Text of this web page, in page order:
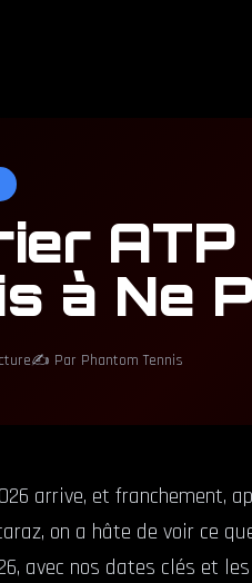
à Ne
✍️ Par Phantom Tennis
arrive, et franchement,
on a hâte de voir ce
avec nos dates clés et